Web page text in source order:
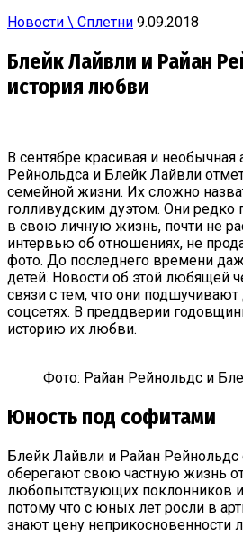
Новости \ Сплетни 9.09.2018
Блейк Лайвли и Райан
история любви
В сентябре красивая и необычная
Рейнольдса и Блейк Лайвли
семейной жизни. Их сложно
голливудским дуэтом. Они
в свою личную жизнь, почти не
интервью об отношениях, не
фото. До последнего времени
детей. Новости об этой любящей
связи с тем, что они
соцсетях. В преддверии
историю их любви.
Фото: Райан Рейнольдс и
Юность под софитами
Блейк Лайвли и Райан Рейнольдс
оберегают свою частную жизнь
любопытствующих поклонников
потому что с юных лет росли в
знают цену неприкосновенности